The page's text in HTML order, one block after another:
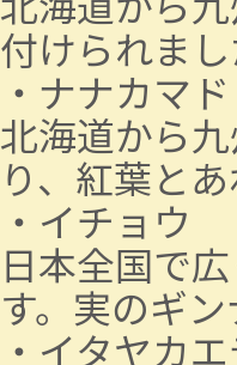
付けられま
・ナナカマド
北海道から
り、紅葉と
・イチョウ
日本全国で
す。実のギ
・イタヤカ